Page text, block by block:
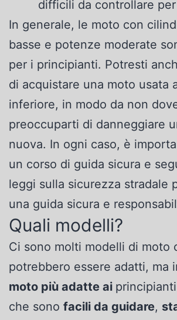
difficili da controllare
In generale, le moto con
basse e potenze moderate
per i principianti. Potresti
di acquistare una moto usata
inferiore, in modo da non
preoccuparti di danneggiare
nuova. In ogni caso, è
un corso di guida sicura e
leggi sulla sicurezza stradale
una guida sicura e
Quali modelli?
Ci sono molti modelli di moto
potrebbero essere adatti, ma
moto più adatte ai
che sono facili da guidare,